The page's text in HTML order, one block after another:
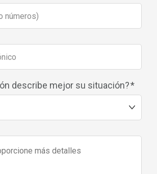
describe mejor su situación?*